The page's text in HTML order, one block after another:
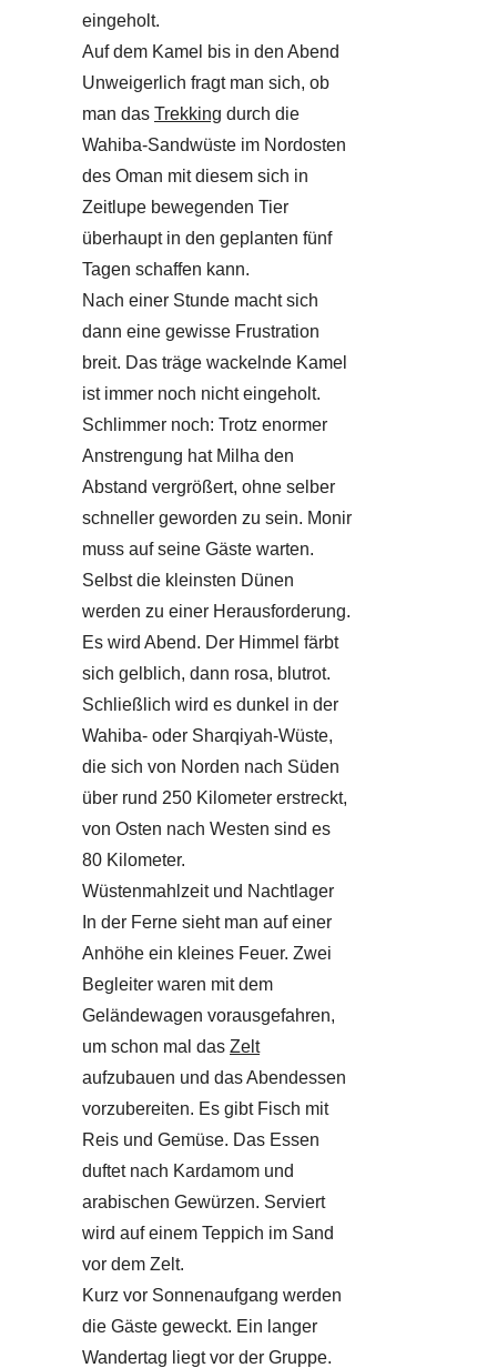
eingeholt.
Auf dem Kamel bis in den Abend
Unweigerlich fragt man sich, ob
man das Trekking durch die
Wahiba-Sandwüste im Nordosten
des Oman mit diesem sich in
Zeitlupe bewegenden Tier
überhaupt in den geplanten fünf
Tagen schaffen kann.
Nach einer Stunde macht sich
dann eine gewisse Frustration
breit. Das träge wackelnde Kamel
ist immer noch nicht eingeholt.
Schlimmer noch: Trotz enormer
Anstrengung hat Milha den
Abstand vergrößert, ohne selber
schneller geworden zu sein. Monir
muss auf seine Gäste warten.
Selbst die kleinsten Dünen
werden zu einer Herausforderung.
Es wird Abend. Der Himmel färbt
sich gelblich, dann rosa, blutrot.
Schließlich wird es dunkel in der
Wahiba- oder Sharqiyah-Wüste,
die sich von Norden nach Süden
über rund 250 Kilometer erstreckt,
von Osten nach Westen sind es
80 Kilometer.
Wüstenmahlzeit und Nachtlager
In der Ferne sieht man auf einer
Anhöhe ein kleines Feuer. Zwei
Begleiter waren mit dem
Geländewagen vorausgefahren,
um schon mal das Zelt
aufzubauen und das Abendessen
vorzubereiten. Es gibt Fisch mit
Reis und Gemüse. Das Essen
duftet nach Kardamom und
arabischen Gewürzen. Serviert
wird auf einem Teppich im Sand
vor dem Zelt.
Kurz vor Sonnenaufgang werden
die Gäste geweckt. Ein langer
Wandertag liegt vor der Gruppe.